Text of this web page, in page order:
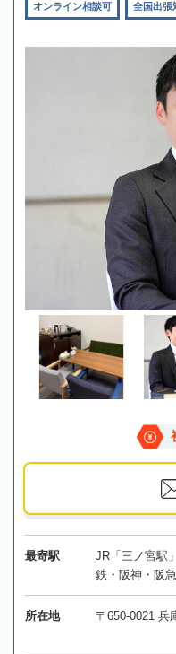
オンライン相談可 全国出張
最寄駅
JR「三ノ宮駅
鉄・阪神・阪
所在地 〒650-0021 兵